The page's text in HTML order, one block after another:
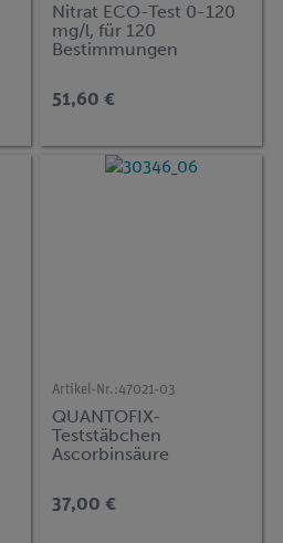
Nitrat ECO-Test 0-120
mg/l, für 120
Bestimmungen
51,60 €
Artikel-Nr.:47021-03
QUANTOFIX-
Teststäbchen
Ascorbinsäure
37,00 €